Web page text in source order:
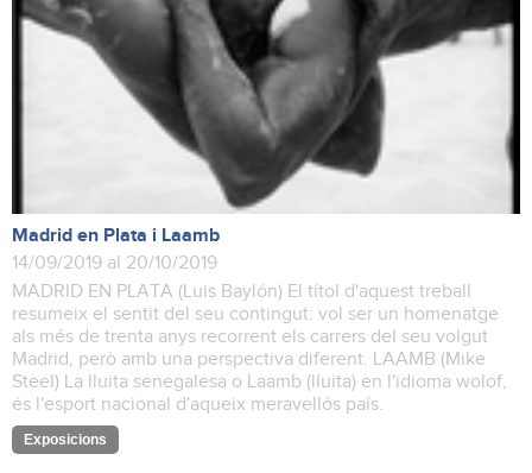
Madrid en Plata i Laamb
14/09/2019 al 20/10/2019
MADRID EN PLATA (Luis Baylón) El títol d'aquest treball
resumeix el sentit del seu contingut: vol ser un homenatge
als més de trenta anys recorrent els carrers del seu volgut
Madrid, però amb una perspectiva diferent. LAAMB (Mike
Steel) La lluita senegalesa o Laamb (lluita) en l'idioma wolof,
és l'esport nacional d'aqueix meravellós país.
Exposicions